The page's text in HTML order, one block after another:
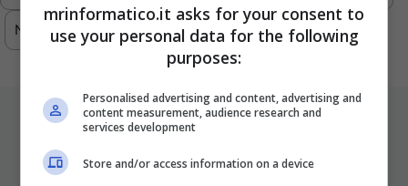
Next
ULTIMI ARTICOLI
mrinformatico.it asks for your consent to
use your personal data for the following
purposes:
Personalised advertising and content, advertising and
content measurement, audience research and
services development
Store and/or access information on a device